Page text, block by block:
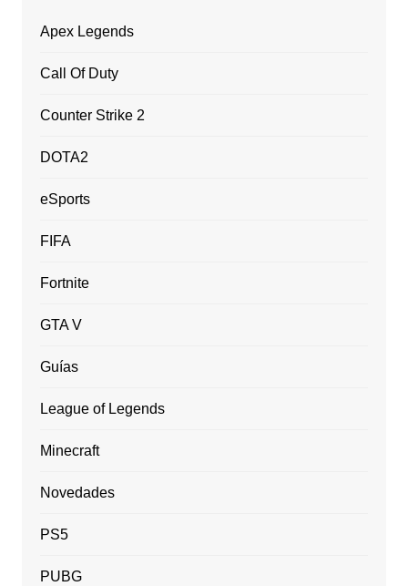
Apex Legends
Call Of Duty
Counter Strike 2
DOTA2
eSports
FIFA
Fortnite
GTA V
Guías
League of Legends
Minecraft
Novedades
PS5
PUBG